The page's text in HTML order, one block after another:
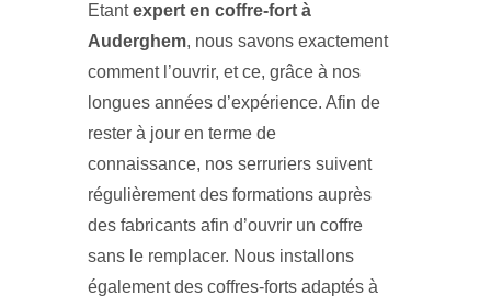
Etantexpert en coffre-fort à
Auderghem, nous savons exactement
comment l’ouvrir, et ce, grâce à nos
longues années d’expérience. Afin de
rester à jour en terme de
connaissance, nos serruriers suivent
régulièrement des formations auprès
des fabricants afin d’ouvrir un coffre
sans le remplacer. Nous installons
également des coffres-forts adaptés à